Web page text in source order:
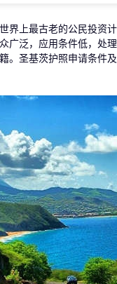
上最古老的公民投资
广泛，应用条件低，处
。圣基茨护照申请条件